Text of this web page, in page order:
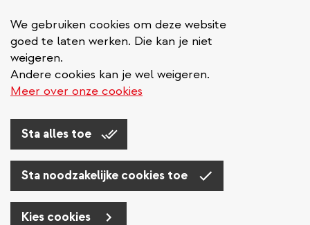
We gebruiken cookies om deze website
goed te laten werken. Die kan je niet
weigeren.
Andere cookies kan je wel weigeren.
Meer over onze cookies
Sta alles toe
Sta noodzakelijke cookies toe
Kies cookies